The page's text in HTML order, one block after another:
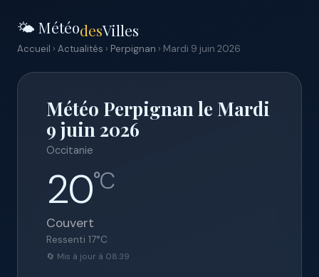
🌤️ MétéodesVilles
Accueil › Actualités › Perpignan › Mardi 9 juin 2026
Météo Perpignan le Mardi
9 juin 2026
Occitanie
20°C
Couvert
Ressenti 17°C
🔄 Mis à jour à 08:39